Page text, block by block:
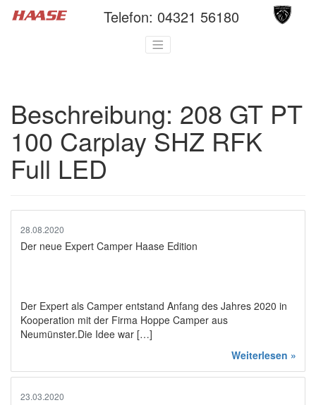
Telefon: 04321 56180
Beschreibung: 208 GT PT
100 Carplay SHZ RFK
Full LED
28.08.2020
Der neue Expert Camper Haase Edition
Der Expert als Camper entstand Anfang des Jahres 2020 in
Kooperation mit der Firma Hoppe Camper aus
Neumünster.Die Idee war […]
Weiterlesen »
23.03.2020